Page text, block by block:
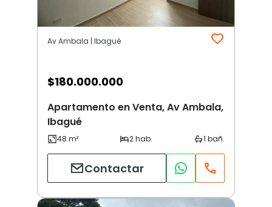
Av Ambala | Ibagué
$180.000.000
Apartamento en Venta, Av Ambala,
Ibagué
Contactar